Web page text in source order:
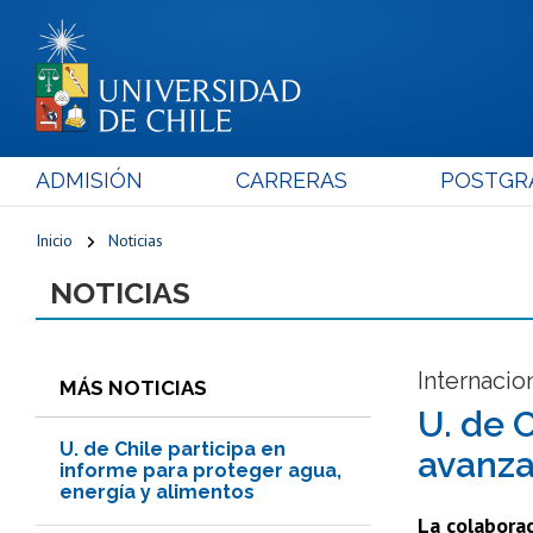
ADMISIÓN CARRERAS
Inicio Noticias
NOTICIAS
MÁS NOTICIAS
U. de Chile participa en
informe para proteger agua,
energía y alimentos
U. de
La